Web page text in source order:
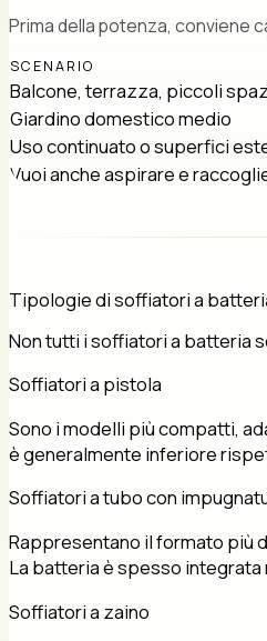
Prima della potenza, conviene
SCENARIO
Balcone, terrazza, piccoli
Giardino domestico medio
Uso continuato o superfici
Vuoi anche aspirare e
Tipologie di soffiatori a
Non tutti i soffiatori a batteria
Soffiatori a pistola
Sono i modelli più compatti,
è generalmente inferiore
Soffiatori a tubo con
Rappresentano il formato più
La batteria è spesso integrata
Soffiatori a zaino